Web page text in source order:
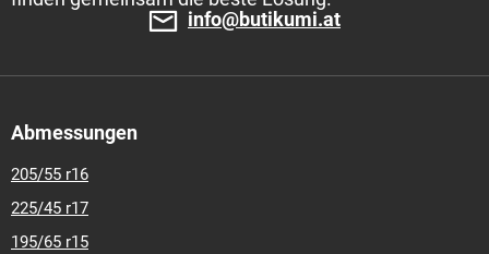
info@butikumi.at
Abmessungen
205/55 r16
225/45 r17
195/65 r15